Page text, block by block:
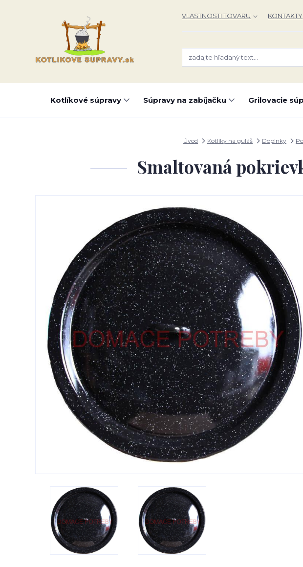
VLASTNOSTI TOVARU KONTAKTY
Kotlíkové súpravy Súpravy na zabíjačku Grilovacie
Úvod Kotlíky na guláš Doplnky
Smaltovaná